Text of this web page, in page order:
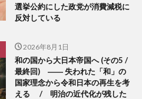
選挙公約にした政党が消費減税に
反対している
2026年8月1日
和の国から大日本帝国へ (その5 /
最終回) ―― 失われた「和」の
国家理念から令和日本の再生を考
える / 明治の近代化が残した